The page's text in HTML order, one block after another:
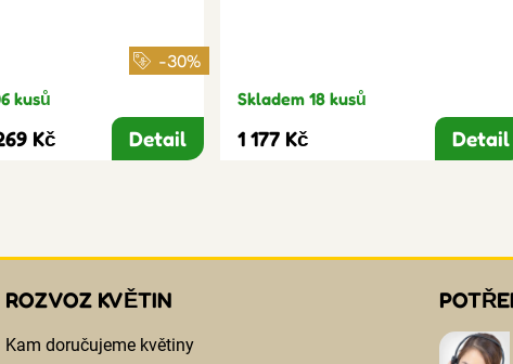
-30%
kusů
Kč Detail
Skladem 18 kusů
1 177 Kč Detail
ROZVOZ KVĚTIN
Kam doručujeme květiny